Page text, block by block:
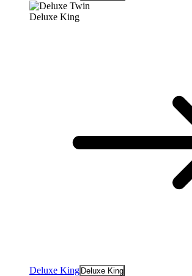
Deluxe King
Deluxe King Deluxe King